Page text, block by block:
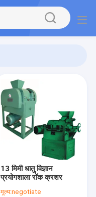
13 मिमी धातु विज्ञान
प्रयोगशाला रॉक क्रशर
मूल्य:negotiate